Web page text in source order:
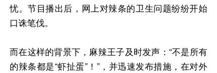
忧。节目播出后，网上对辣条的卫生问题纷纷开始
口诛笔伐。
而在这样的背景下，麻辣王子及时发声：“不是所有
的辣条都是“虾扯蛋”！”，并迅速发布措施，在对外